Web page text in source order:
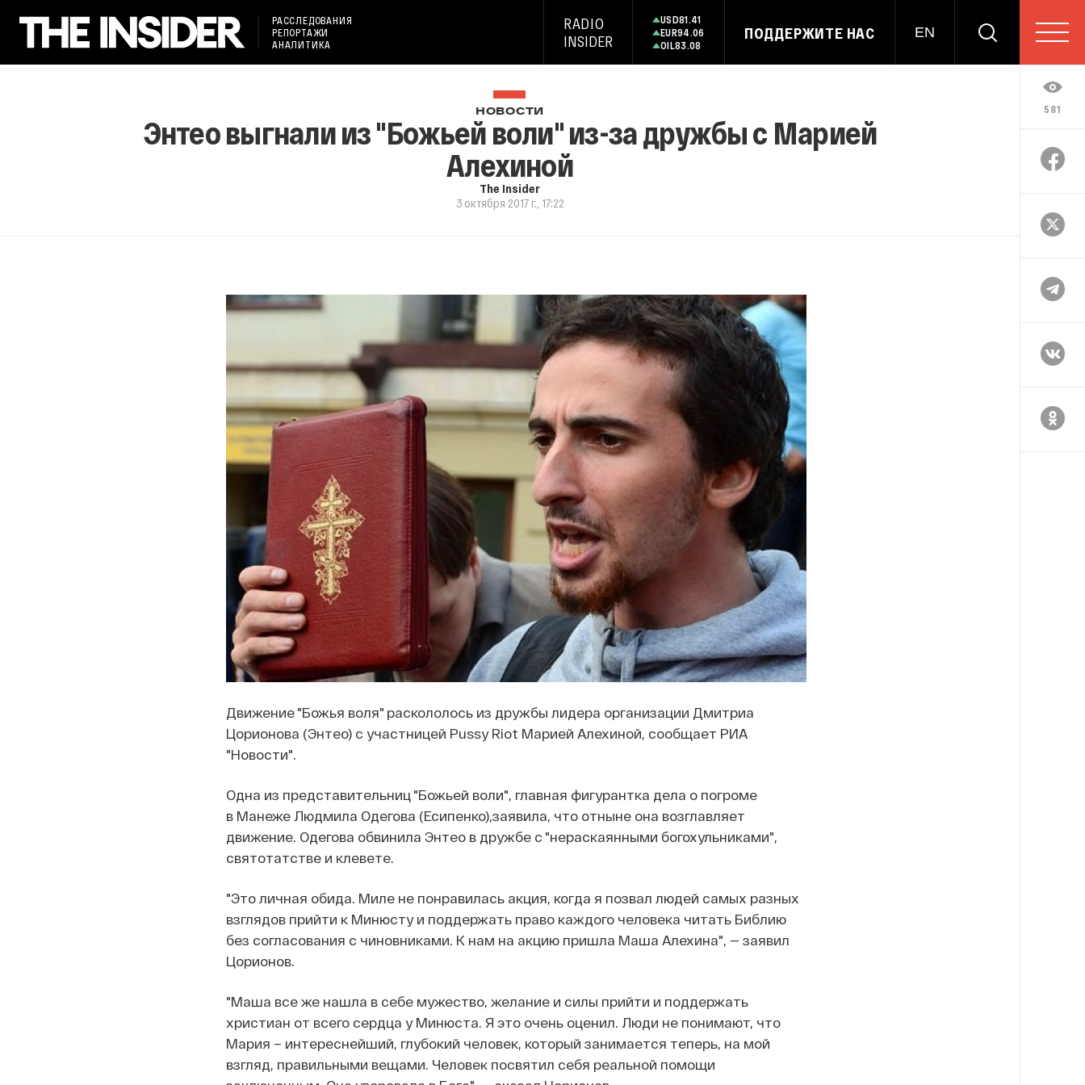
РАССЛЕДОВАНИЯ
РЕПОРТАЖИ
АНАЛИТИКА
RADIO
INSIDER
USD81.41
EUR94.06
OIL83.08
ПОДДЕРЖИТЕ НАС EN
581
НОВОСТИ
Энтео выгнали из "Божьей воли" из-за дружбы с Марией
Алехиной
The Insider
3 октября 2017 г., 17:22
Движение "Божья воля" раскололось из дружбы лидера организации Дмитриа
Цорионова (Энтео) с участницей Pussy Riot Марией Алехиной, сообщает РИА
"Новости".
Одна из представительниц "Божьей воли", главная фигурантка дела о погроме
в Манеже Людмила Одегова (Есипенко),заявила, что отныне она возглавляет
движение. Одегова обвинила Энтео в дружбе с "нераскаянными богохульниками",
святотатстве и клевете.
"Это личная обида. Миле не понравилась акция, когда я позвал людей самых разных
взглядов прийти к Минюсту и поддержать право каждого человека читать Библию
без согласования с чиновниками. К нам на акцию пришла Маша Алехина", — заявил
Цорионов.
"Маша все же нашла в себе мужество, желание и силы прийти и поддержать
христиан от всего сердца у Минюста. Я это очень оценил. Люди не понимают, что
Мария – интереснейший, глубокий человек, который занимается теперь, на мой
взгляд, правильными вещами. Человек посвятил себя реальной помощи